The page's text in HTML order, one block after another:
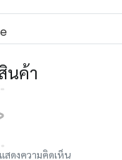
นค้า
สดงความคิดเห็น